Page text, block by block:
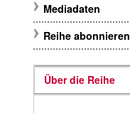
Mediadaten
Reihe abonnieren
Über die Reihe